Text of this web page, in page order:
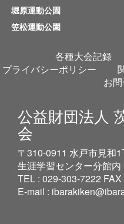
堀原運動公園
笠松運動公園
各種大会記録
プライバシーポリシー
お
公益財団法人
会
〒310-0911 水戸市見和
生涯学習センター分館内
TEL : 029-303-7222
E-mail :